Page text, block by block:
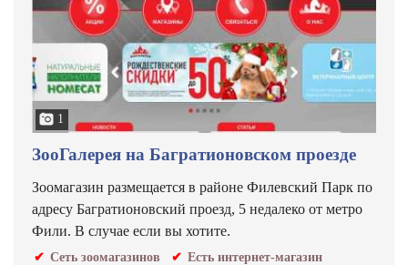
1
ЗооГалерея на Багратионовском проезде
Зоомагазин размещается в районе Филевский Парк по
адресу Багратионовский проезд, 5 недалеко от метро
Фили. В случае если вы хотите.
Сеть зоомагазинов Есть интернет-магазин